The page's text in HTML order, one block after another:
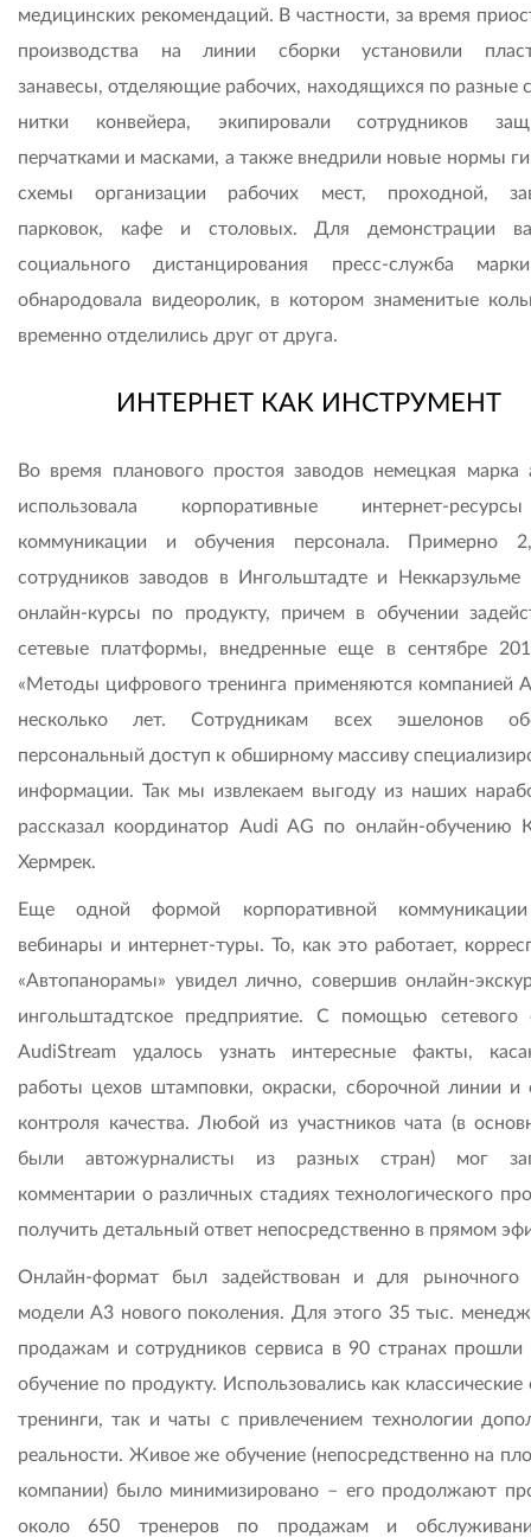
медицинских рекомендаций. В частности, за время
производства на линии сборки установили
занавесы, отделяющие рабочих, находящихся по разные
нитки конвейера, экипировали сотрудников
перчатками и масками, а также внедрили новые нормы
схемы организации рабочих мест, проходной,
парковок, кафе и столовых. Для демонстрации
социального дистанцирования пресс-служба
обнародовала видео­ролик, в котором знаменитые
временно отделились друг от друга.
ИНТЕРНЕТ КАК ИНСТРУМЕНТ
Во время планового простоя заводов немецкая марка
использовала корпоративные интернет-
коммуникации и обучения персонала. Примерно
сотрудников заводов в Ингольштадте и
онлайн-курсы по продукту, причем в обучении
сетевые платформы, внедренные еще в сентябре
«Методы цифрового тренинга применяют­ся компанией
несколько лет. Сотрудникам всех эшелонов
персональный доступ к обширному массиву
информации. Так мы извлекаем выгоду из наших
рассказал координатор Audi AG по онлайн-обучению
Хермрек.
Еще одной формой корпоративной
вебинары и интернет-туры. То, как это работает,
«Автопанорамы» увидел лично, совершив онлайн-
ингольштадтское предприятие. С помощью сетевого
AudiStream удалось узнать интересные факты,
работы цехов штамповки, окраски, сборочной линии
контроля качества. Любой из участников чата (в
были автожурналисты из разных стран) мог
комментарии о различных стадиях технологического
получить детальный ответ непосредственно в прямом
Онлайн-формат был задействован и для рыночного
модели A3 нового поколения. Для этого 35 тыс.
продажам и сотрудников сервиса в 90 странах прошли
обучение по продукту. Использовались как классические
тренинги, так и чаты с привлечением технологии
реальности. Живое же обучение (непосредственно на
компании) было минимизировано – его продолжают
около 650 тренеров по продажам и